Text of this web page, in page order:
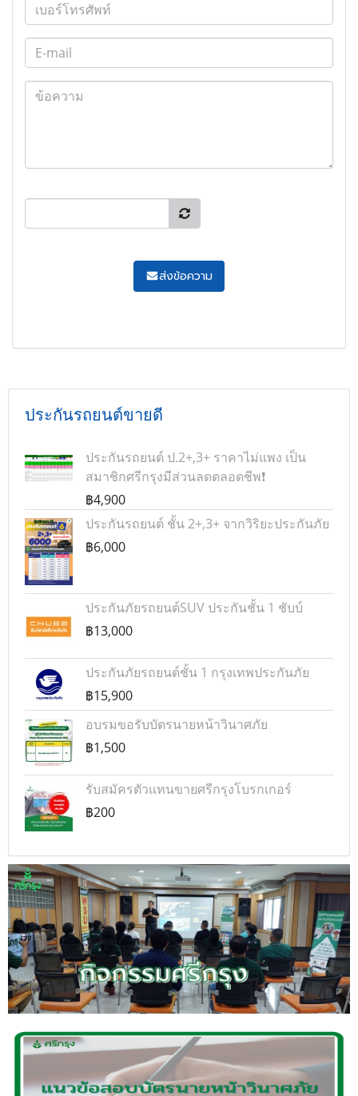
ส่งข้อความ
ประกันรถยนต์ขายดี
ประกันรถยนต์ ป.2+,3+ ราคาไม่แพง เป็น
สมาชิกศรีกรุงมีส่วนลดตลอดชีพ❗
฿4,900
ประกันรถยนต์ ชั้น 2+,3+ จากวิริยะประกันภัย
฿6,000
ประกันภัยรถยนต์SUV ประกันชั้น 1 ชับบ์
฿13,000
ประกันภัยรถยนต์ชั้น 1 กรุงเทพประกันภัย
฿15,900
อบรมขอรับบัตรนายหน้าวินาศภัย
฿1,500
รับสมัครตัวแทนขายศรีกรุงโบรกเกอร์
฿200